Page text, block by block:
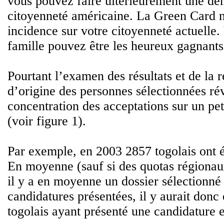
citoyenneté américaine. La Green Card
incidence sur votre citoyenneté actuelle.
famille pouvez être les heureux
Pourtant l’examen des résultats et de la
d’origine des personnes sélectionnées
concentration des acceptations sur un
(voir figure 1).
Par exemple, en 2003 2857 togolais ont
En moyenne (sauf si des quotas
il y a en moyenne un dossier
candidatures présentées, il y aurait
togolais ayant présenté une candidature